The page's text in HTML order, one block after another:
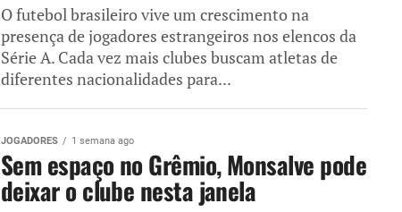
O futebol brasileiro vive um crescimento na
presença de jogadores estrangeiros nos elencos da
Série A. Cada vez mais clubes buscam atletas de
diferentes nacionalidades para...
JOGADORES 1 semana ago
Sem espaço no Grêmio, Monsalve pode
deixar o clube nesta janela